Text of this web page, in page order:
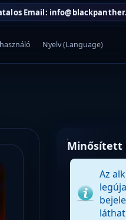
Email:
Nyelv (Language)
Minősített
Az